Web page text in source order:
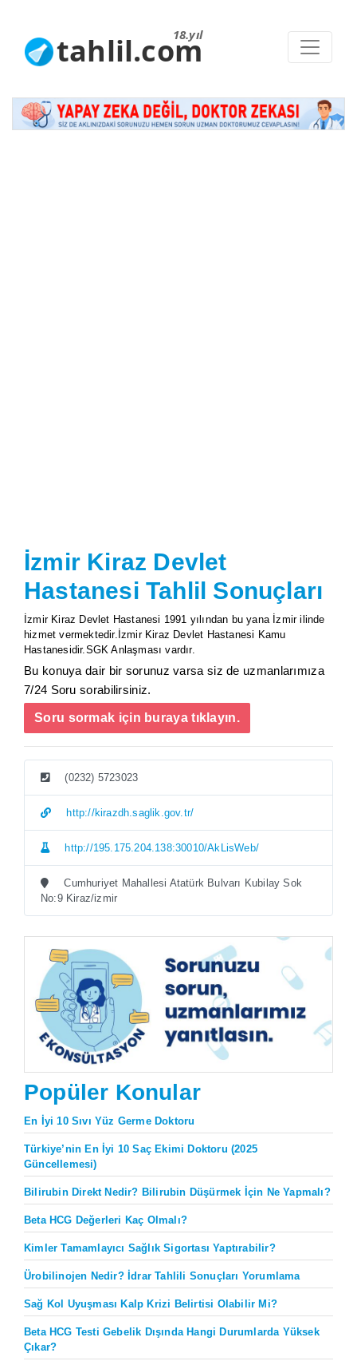
18.yıl
tahlil.com
İzmir Kiraz Devlet
Hastanesi Tahlil Sonuçları
İzmir Kiraz Devlet Hastanesi 1991 yılından bu yana İzmir ilinde
hizmet vermektedir.İzmir Kiraz Devlet Hastanesi Kamu
Hastanesidir.SGK Anlaşması vardır.
Bu konuya dair bir sorunuz varsa siz de uzmanlarımıza
7/24 Soru sorabilirsiniz.
Soru sormak için buraya tıklayın.
(0232) 5723023
http://kirazdh.saglik.gov.tr/
http://195.175.204.138:30010/AkLisWeb/
Cumhuriyet Mahallesi Atatürk Bulvarı Kubilay Sok
No:9 Kiraz/izmir
Popüler Konular
En İyi 10 Sıvı Yüz Germe Doktoru
Türkiye’nin En İyi 10 Saç Ekimi Doktoru (2025
Güncellemesi)
Bilirubin Direkt Nedir? Bilirubin Düşürmek İçin Ne Yapmalı?
Beta HCG Değerleri Kaç Olmalı?
Kimler Tamamlayıcı Sağlık Sigortası Yaptırabilir?
Ürobilinojen Nedir? İdrar Tahlili Sonuçları Yorumlama
Sağ Kol Uyuşması Kalp Krizi Belirtisi Olabilir Mi?
Beta HCG Testi Gebelik Dışında Hangi Durumlarda Yüksek
Çıkar?